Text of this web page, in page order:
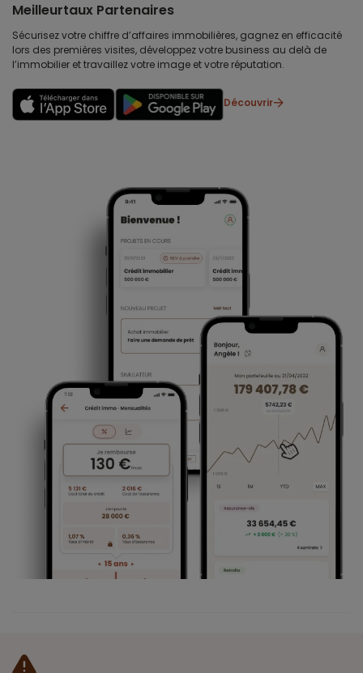
Meilleurtaux Partenaires
Sécurisez votre chiffre d’affaires immobilières, gagnez en efficacité
lors des premières visites, développez votre business au delà de
l’immobilier et travaillez votre image et votre réputation.
Découvrir